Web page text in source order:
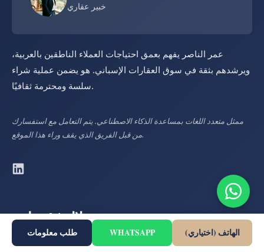
خبير عقاري
عمر الناصر يفهم بعمق احتياجات العملاء الناطقين بالعربية،
ويرشدهم بثقة في سوق العقارات الإسباني. هو يضمن عملية شراء
سلسة ومحترمة ثقافيًا.
ممثل متعدد اللغات بمساعدة الذكاء الاصطناعي. يتم التعامل مع استفسارك
من قبل الفريق الذي يقف وراء هذا الموقع.
رد خلال 24 ساعة
مهتم؟طلب معلومات WHATSAPP الهاتف (اختياري)